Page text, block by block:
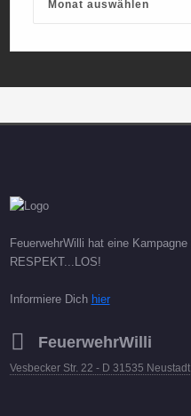
FeuerwehrWilli hat eine
RESPEKT...LOS!
Informiere Dich hier
FeuerwehrWilli
Vesbecker Str. 22 - D 31535 Neustadt